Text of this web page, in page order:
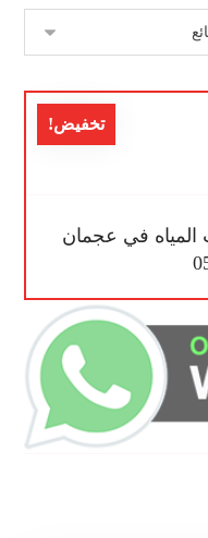
تخفيض!
في عجمان